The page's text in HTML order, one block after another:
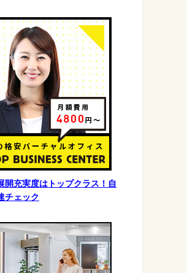
開充実度はトップクラス！自
チェック